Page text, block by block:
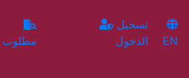
مطلوب
الدخول
EN